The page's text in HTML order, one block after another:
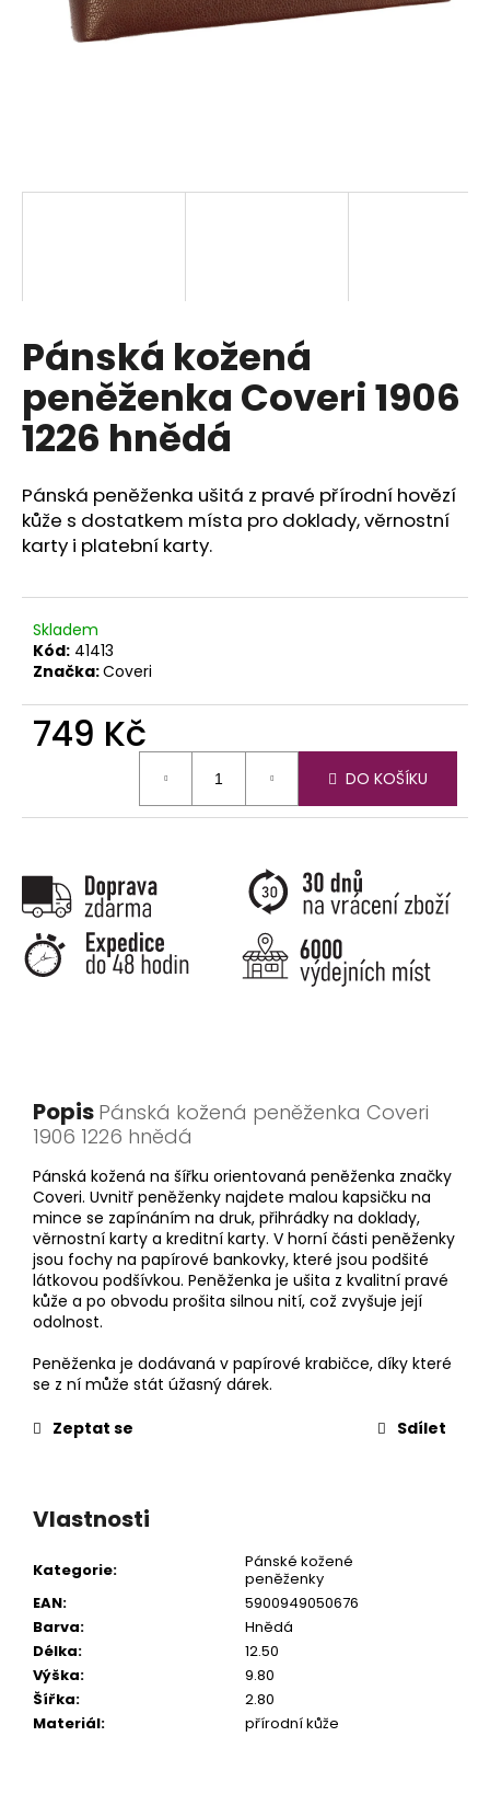
Pánská kožená
peněženka Coveri 1906
1226 hnědá
Pánská peněženka ušitá z pravé přírodní hovězí
kůže s dostatkem místa pro doklady, věrnostní
karty i platební karty.
Skladem
Kód: 41413
Značka:Coveri
749 Kč
DO KOŠÍKU
Popis Pánská kožená peněženka Coveri
1906 1226 hnědá
Pánská kožená na šířku orientovaná peněženka značky
Coveri. Uvnitř peněženky najdete malou kapsičku na
mince se zapínáním na druk, přihrádky na doklady,
věrnostní karty a kreditní karty. V horní části peněženky
jsou fochy na papírové bankovky, které jsou podšité
látkovou podšívkou. Peněženka je ušita z kvalitní pravé
kůže a po obvodu prošita silnou nití, což zvyšuje její
odolnost.
Peněženka je dodávaná v papírové krabičce, díky které
se z ní může stát úžasný dárek.
Zeptat se
Sdílet
Vlastnosti
Kategorie:
Pánské kožené
peněženky
EAN:
5900949050676
Barva:
Hnědá
Délka:
12.50
Výška:
9.80
Šířka:
2.80
Materiál: přírodní kůže
D
o
p
o
r
č
u
j
m